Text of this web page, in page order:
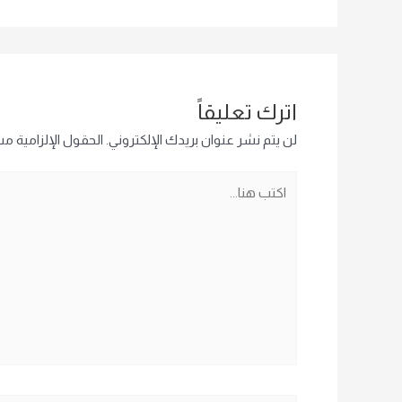
اترك تعليقاً
لن يتم نشر عنوان بريدك الإلكتروني. الحقول الإلزامية
هنا...